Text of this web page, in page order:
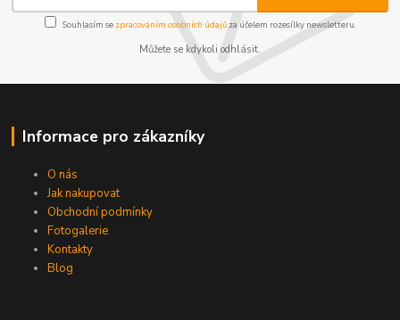
Souhlasím se zpracováním osobních údajůza účelem rozesílky newsletteru.
Můžete se kdykoli odhlásit.
Informace pro zákazníky
O nás
Jak nakupovat
Obchodní podmínky
Fotogalerie
Kontakty
Blog